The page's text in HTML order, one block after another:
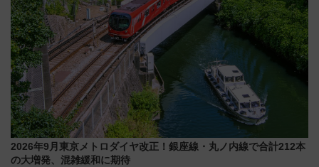
2026年9月東京メトロダイヤ改正！銀座線・丸ノ内線で合計212本
の大増発、混雑緩和に期待